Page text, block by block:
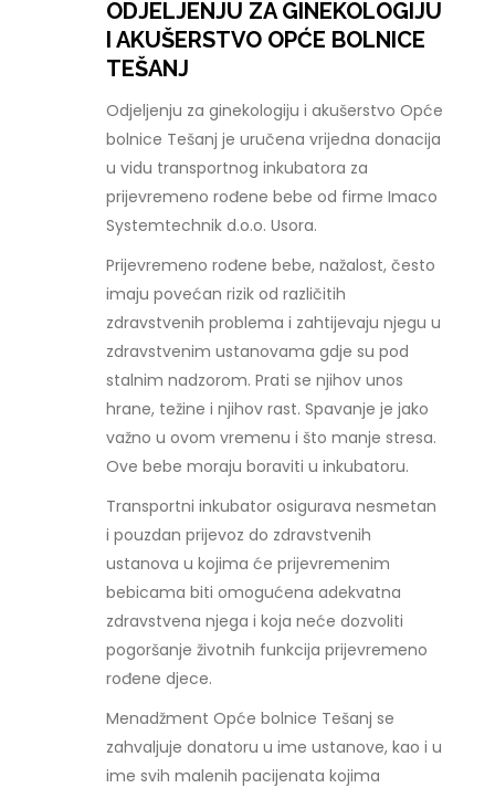
ODJELJENJU ZA GINEKOLOGIJU
I AKUŠERSTVO OPĆE BOLNICE
TEŠANJ
Odjeljenju za ginekologiju i akušerstvo Opće
bolnice Tešanj je uručena vrijedna donacija
u vidu transportnog inkubatora za
prijevremeno rođene bebe od firme Imaco
Systemtechnik d.o.o. Usora.
Prijevremeno rođene bebe, nažalost, često
imaju povećan rizik od različitih
zdravstvenih problema i zahtijevaju njegu u
zdravstvenim ustanovama gdje su pod
stalnim nadzorom. Prati se njihov unos
hrane, težine i njihov rast. Spavanje je jako
važno u ovom vremenu i što manje stresa.
Ove bebe moraju boraviti u inkubatoru.
Transportni inkubator osigurava nesmetan
i pouzdan prijevoz do zdravstvenih
ustanova u kojima će prijevremenim
bebicama biti omogućena adekvatna
zdravstvena njega i koja neće dozvoliti
pogoršanje životnih funkcija prijevremeno
rođene djece.
Menadžment Opće bolnice Tešanj se
zahvaljuje donatoru u ime ustanove, kao i u
ime svih malenih pacijenata kojima